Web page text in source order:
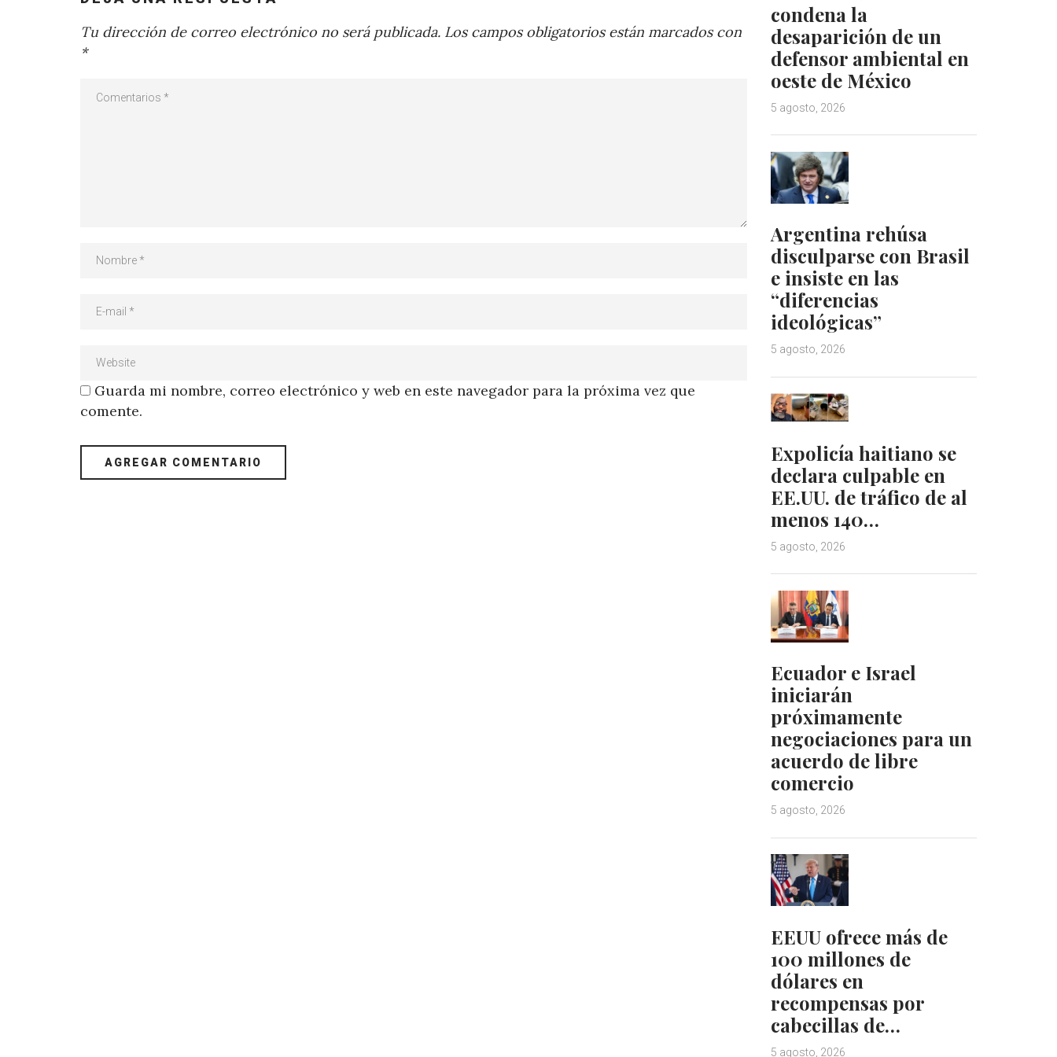
Tu dirección de correo electrónico no será publicada. Los campos obligatorios están marcados con
*
Guarda mi nombre, correo electrónico y web en este navegador para la próxima vez que
comente.
condena la
desaparición de un
defensor ambiental en
oeste de México
5 agosto, 2026
Argentina rehúsa
disculparse con Brasil
e insiste en las
“diferencias
ideológicas”
5 agosto, 2026
Expolicía haitiano se
declara culpable en
EE.UU. de tráfico de al
menos 140…
5 agosto, 2026
Ecuador e Israel
iniciarán
próximamente
negociaciones para un
acuerdo de libre
comercio
5 agosto, 2026
EEUU ofrece más de
100 millones de
dólares en
recompensas por
cabecillas de…
5 agosto, 2026